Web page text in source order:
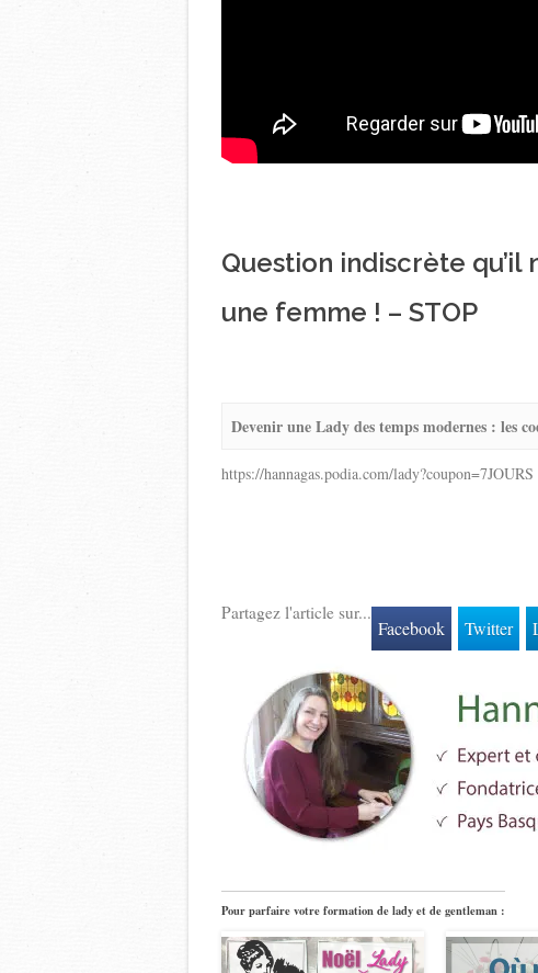
Question indiscrète
une femme ! – STOP
Devenir une Lady des temps modernes : les
https://hannagas.podia.com/lady?coupon=7JOURS
Partagez l'article sur...
Facebook Twitter
Pour parfaire votre formation de lady et de gentleman :